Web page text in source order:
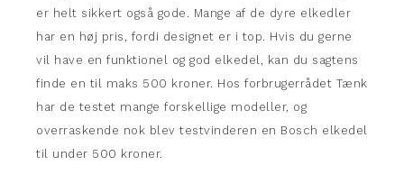
er helt sikkert også gode. Mange af de dyre elkedler
har en høj pris, fordi designet er i top. Hvis du gerne
vil have en funktionel og god elkedel, kan du sagtens
finde en til maks 500 kroner. Hos forbrugerrådet Tænk
har de testet mange forskellige modeller, og
overraskende nok blev testvinderen en Bosch elkedel
til under 500 kroner.